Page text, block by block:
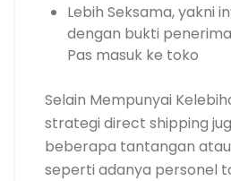
Lebih Seksama, yakni
dengan bukti
Pas masuk ke toko
Selain Mempunyai
strategi direct shipping
beberapa tantangan
seperti adanya personel